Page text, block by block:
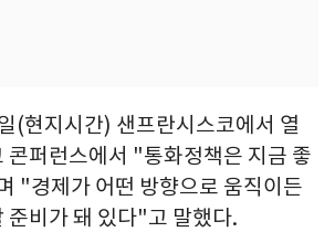
(현지시간) 샌프란시스코에서 열
콘퍼런스에서 "통화정책은 지금 좋
"경제가 어떤 방향으로 움직이든
준비가 돼 있다"고 말했다.